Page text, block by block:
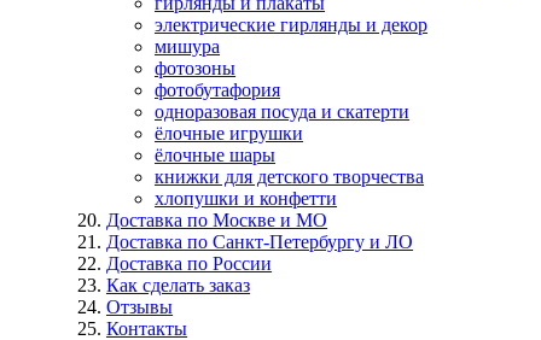
электрические гирлянды и декор
мишура
фотозоны
фотобутафория
одноразовая посуда и скатерти
ёлочные игрушки
ёлочные шары
книжки для детского творчества
хлопушки и конфетти
Доставка по Москве и МО
Доставка по Санкт-Петербургу и ЛО
Доставка по России
Как сделать заказ
Отзывы
Контакты